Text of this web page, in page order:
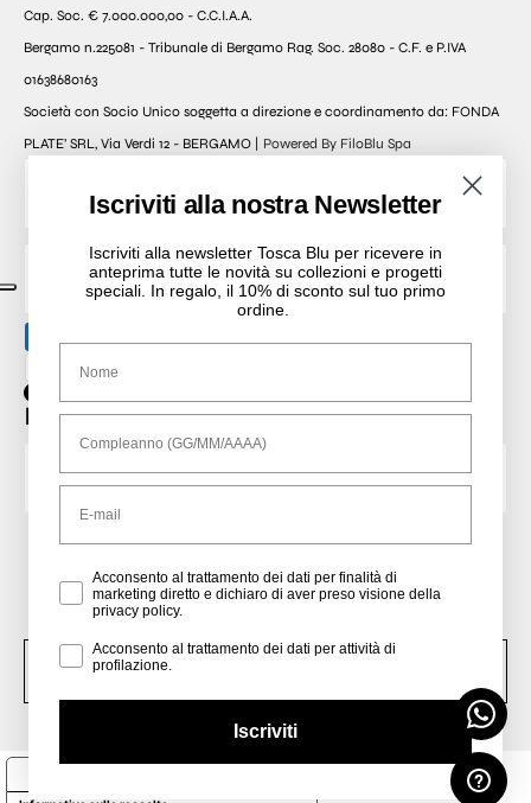
Cap. Soc. € 7.000.000,00 - C.C.I.A.A.
Bergamo n.225081 - Tribunale di Bergamo Rag. Soc. 28080 - C.F. e P.IVA
01638680163
Società con Socio Unico soggetta a direzione e coordinamento da: FONDA
PLATE’ SRL, Via Verdi 12 - BERGAMO |
Powered By FiloBlu Spa
Italia (EUR € )
Italiano
FacebookInstagram
Iscriviti alla nostra newsletter!
Regolamento EU 2016/679, acconsento espressamente al
trattamento dei miei dati personali da parte di Tosca Blu, per
iniziative pubblicitarie e promozionali di vendita (newsletter, e-mail
con inviti e comunicazioni commerciali, ecc.)
Iscriviti alla nostra Newsletter
Iscriviti alla newsletter Tosca Blu per ricevere in
anteprima tutte le novità su collezioni e progetti
speciali. In regalo, il 10% di sconto sul tuo primo
ordine.
Privacy Policy
Acconsento al trattamento dei dati per finalità di
marketing diretto e dichiaro di aver preso visione della
privacy policy.
ProfilingAcconsento al trattamento dei dati per attività di
profilazione.
Iscriviti